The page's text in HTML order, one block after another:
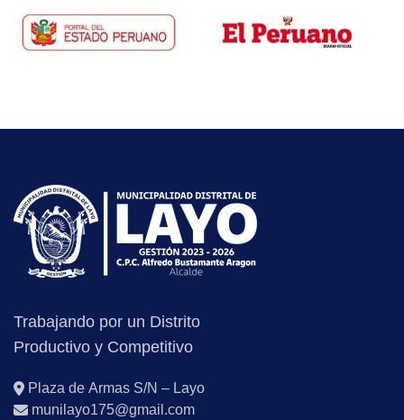
Trabajando por un Distrito
Productivo y Competitivo
Plaza de Armas S/N – Layo
munilayo175@gmail.com